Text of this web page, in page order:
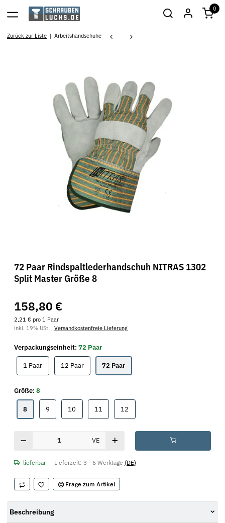
0
Zurück zur Liste Arbeitshandschuhe
72 Paar Rindspaltlederhandschuh NITRAS 1302
Split Master Größe 8
158,80 €
2,21 € pro 1 Paar
inkl. 19% USt. , Versandkostenfreie Lieferung
Verpackungseinheit: 72 Paar
1 Paar1 Paar 12 Paar12 Paar72 Paar72 Paar
Größe: 8
88 99 10 11 12
VE
lieferbar Lieferzeit: 3 - 6 Werktage (DE)
Frage zum Artikel
Beschreibung